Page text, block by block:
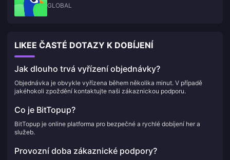
GLOBAL
LIKEE ČASTÉ DOTAZY K DOBÍJENÍ
Jak dlouho trvá vyřízení objednávky?
Objednávka je obvykle vyřízena během několika minut. V případě
jakéhokoli zpoždění kontaktujte naši zákaznickou podporu.
Co je BitTopup?
BitTopup je online platforma pro bezpečné a rychlé dobíjení her a
služeb.
Provozní doba zákaznické podpory?